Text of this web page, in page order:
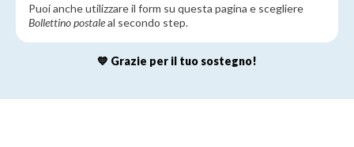
Puoi anche utilizzare il form su questa pagina e scegliere
Bollettino postaleal secondo step.
💙 Grazie per il tuo sostegno!